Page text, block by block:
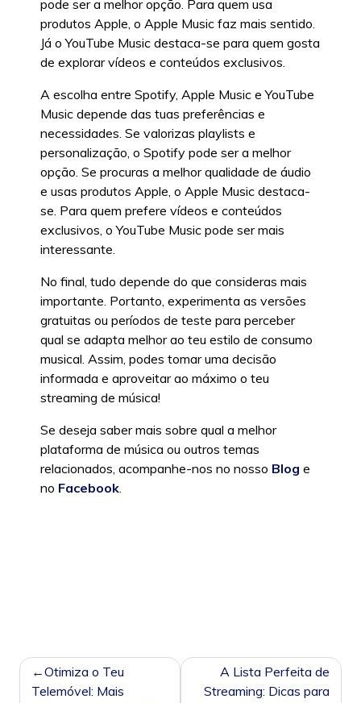
pode ser a melhor opção. Para quem usa
produtos Apple, o Apple Music faz mais sentido.
Já o YouTube Music destaca-se para quem gosta
de explorar vídeos e conteúdos exclusivos.
A escolha entre Spotify, Apple Music e YouTube
Music depende das tuas preferências e
necessidades. Se valorizas playlists e
personalização, o Spotify pode ser a melhor
opção. Se procuras a melhor qualidade de áudio
e usas produtos Apple, o Apple Music destaca-
se. Para quem prefere vídeos e conteúdos
exclusivos, o YouTube Music pode ser mais
interessante.
No final, tudo depende do que consideras mais
importante. Portanto, experimenta as versões
gratuitas ou períodos de teste para perceber
qual se adapta melhor ao teu estilo de consumo
musical. Assim, podes tomar uma decisão
informada e aproveitar ao máximo o teu
streaming de música!
Se deseja saber mais sobre qual a melhor
plataforma de música ou outros temas
relacionados, acompanhe-nos no nosso Blog e
no Facebook.
NAVEGAÇÃO
DE
Otimiza o Teu
Telemóvel: Mais
A Lista Perfeita de
Streaming: Dicas para